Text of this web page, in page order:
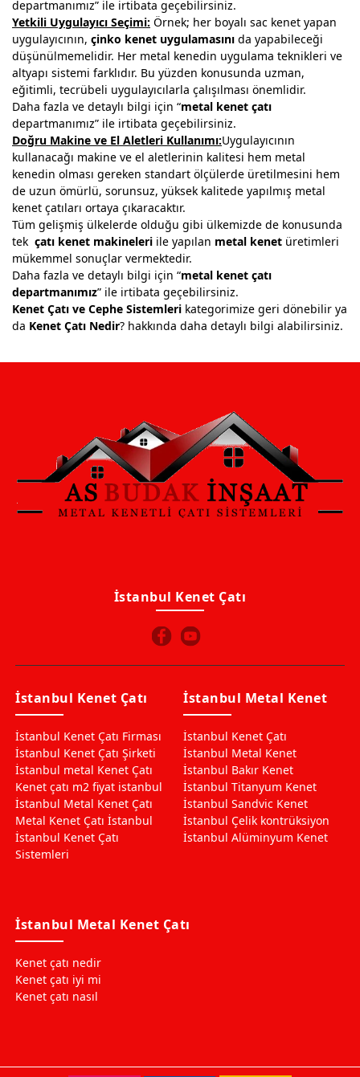
departmanımız” ile irtibata geçebilirsiniz.
Yetkili Uygulayıcı Seçimi: Örnek; her boyalı sac kenet yapan
uygulayıcının, çinko kenet uygulamasını da yapabileceği
düşünülmemelidir. Her metal kenedin uygulama teknikleri ve
altyapı sistemi farklıdır. Bu yüzden konusunda uzman,
eğitimli, tecrübeli uygulayıcılarla çalışılması önemlidir.
Daha fazla ve detaylı bilgi için “metal kenet çatı
departmanımız” ile irtibata geçebilirsiniz.
Doğru Makine ve El Aletleri Kullanımı:Uygulayıcının
kullanacağı makine ve el aletlerinin kalitesi hem metal
kenedin olması gereken standart ölçülerde üretilmesini hem
de uzun ömürlü, sorunsuz, yüksek kalitede yapılmış metal
kenet çatıları ortaya çıkaracaktır.
Tüm gelişmiş ülkelerde olduğu gibi ülkemizde de konusunda
tek çatı kenet makineleri ile yapılan metal kenet üretimleri
mükemmel sonuçlar vermektedir.
Daha fazla ve detaylı bilgi için “metal kenet çatı
departmanımız” ile irtibata geçebilirsiniz.
Kenet Çatı ve Cephe Sistemleri kategorimize geri dönebilir ya
da Kenet Çatı Nedir? hakkında daha detaylı bilgi alabilirsiniz.
İstanbul Kenet Çatı
İstanbul Kenet Çatı
İstanbul Kenet Çatı Firması
İstanbul Kenet Çatı Şirketi
İstanbul metal Kenet Çatı
Kenet çatı m2 fiyat istanbul
İstanbul Metal Kenet Çatı
Metal Kenet Çatı İstanbul
İstanbul Kenet Çatı
Sistemleri
İstanbul Metal Kenet
İstanbul Kenet Çatı
İstanbul Metal Kenet
İstanbul Bakır Kenet
İstanbul Titanyum Kenet
İstanbul Sandvic Kenet
İstanbul Çelik kontrüksiyon
İstanbul Alüminyum Kenet
İstanbul Metal Kenet Çatı
Kenet çatı nedir
Kenet çatı iyi mi
Kenet çatı nasıl